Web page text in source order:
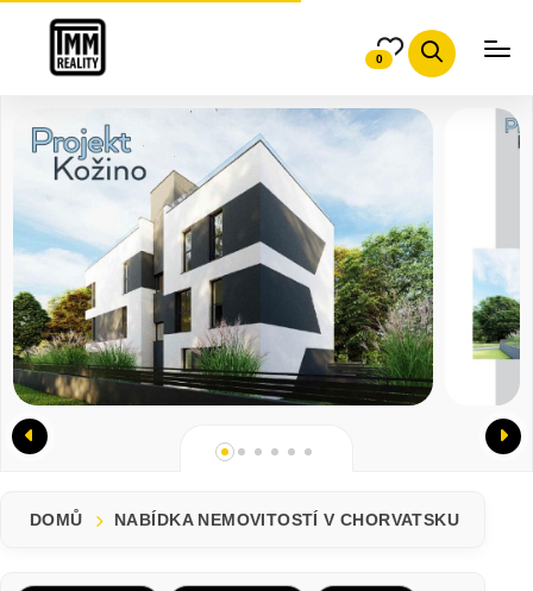
0
DOMŮ NABÍDKA NEMOVITOSTÍ V CHORVATSKU